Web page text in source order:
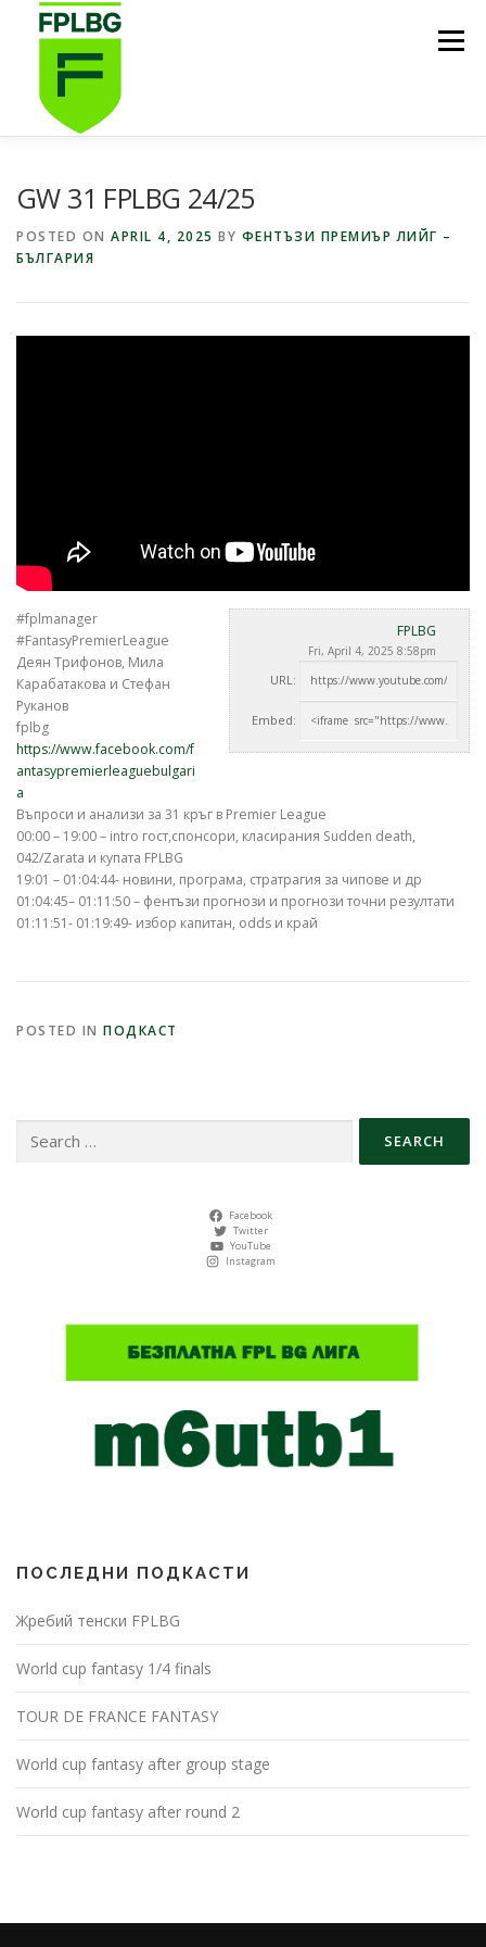
Menu
ФУТБОЛНА СТИПЕНДИЯ FPL BG
GW 31 FPLBG 24/25
POSTED ON APRIL 4, 2025 BY ФЕНТЪЗИ ПРЕМИЪР ЛИЙГ –
БЪЛГАРИЯ
FPLBG
Fri, April 4, 2025 8:58pm
URL:
Embed:
#fplmanager
#FantasyPremierLeague
Деян Трифонов, Мила
Карабатакова и Стефан
Руканов
fplbg
https://www.facebook.com/f
antasypremierleaguebulgari
a
Въпроси и анализи за 31 кръг в Premier League
00:00 – 19:00 – intro гост,спонсори, класирания Sudden death,
042/Zarata и купата FPLBG
19:01 – 01:04:44- новини, програма, стратрагия за чипове и др
01:04:45– 01:11:50 – фентъзи прогнози и прогнози точни резултати
01:11:51- 01:19:49- избор капитан, odds и край
POSTED IN ПОДКАСТ
for:
Facebook
Twitter
YouTube
Instagram
ПОСЛЕДНИ ПОДКАСТИ
Жребий тенски FPLBG
World cup fantasy 1/4 finals
TOUR DE FRANCE FANTASY
World cup fantasy after group stage
World cup fantasy after round 2